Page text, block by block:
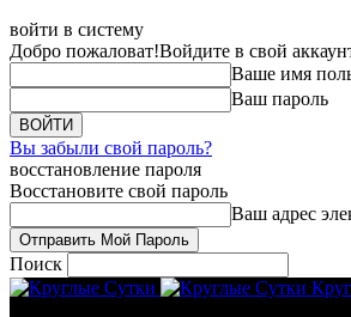
войти в систему
Добро пожаловат!Войдите в свой
Ваше имя
Ваш пароль
Вы забыли свой пароль?
восстановление пароля
Восстановите свой пароль
Ваш адрес
Поиск